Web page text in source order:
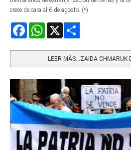
crece de cara al 6 de agosto. (*)
FacebookWhatsApp
LEER MÁS…ZAIDA CHMARUK